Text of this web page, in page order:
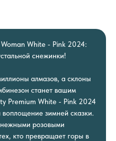
White - Pink 2024:
снежинки!
алмазов, а склоны
станет вашим
Premium White - Pink 2024
зимней сказки.
розовыми
кто превращает горы в